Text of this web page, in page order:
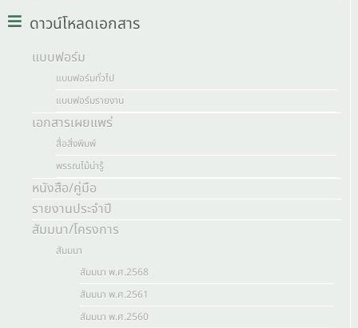
ดาวน์โหลดเอกสาร
แบบฟอร์ม
แบบฟอร์มทั่วไป
แบบฟอร์มรายงาน
เอกสารเผยแพร่
สื่อสิ่งพิมพ์
พรรณไม้น่ารู้
หนังสือ/คู่มือ
รายงานประจำปี
สัมมนา/โครงการ
สัมมนา
สัมมนา พ.ศ.2568
สัมมนา พ.ศ.2561
สัมมนา พ.ศ.2560